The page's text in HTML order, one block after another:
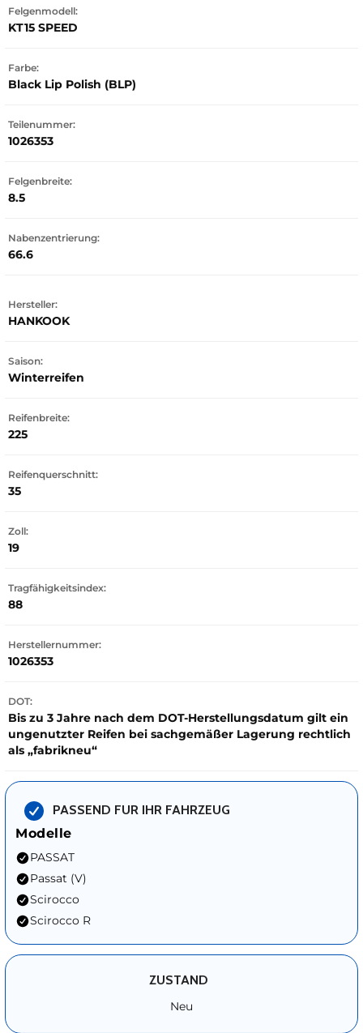
Felgenmodell:
KT15 SPEED
Farbe:
Black Lip Polish (BLP)
Teilenummer:
1026353
Felgenbreite:
8.5
Nabenzentrierung:
66.6
Hersteller:
HANKOOK
Saison:
Winterreifen
Reifenbreite:
225
Reifenquerschnitt:
35
Zoll:
19
Tragfähigkeitsindex:
88
Herstellernummer:
1026353
DOT:
Bis zu 3 Jahre nach dem DOT-Herstellungsdatum gilt ein
ungenutzter Reifen bei sachgemäßer Lagerung rechtlich
als „fabrikneu“
PASSEND FUR IHR FAHRZEUG
Modelle
PASSAT
Passat (V)
Scirocco
Scirocco R
ZUSTAND
Neu